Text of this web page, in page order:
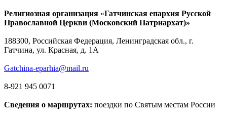
Религиозная организация «Гатчинская епархия Русской
Православной Церкви (Московский Патриархат)»
188300, Российская Федерация, Ленинградская обл., г.
Гатчина, ул. Красная, д. 1А
Gatchina-eparhia@mail.ru
8-921 945 0071
Сведения о маршрутах: поездки по Святым местам России